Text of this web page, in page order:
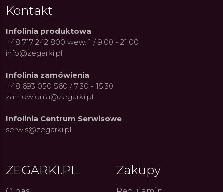
i Dostępny Luksus z
kolarskich pasji do ikonicznych
kolekcji zegarków
Kontakt
Infolinia produktowa
+48 717 242 800 wew. 1 / 9:00 - 21:00
info@zegarki.pl
Infolinia zamówienia
+48 693 050 560 / 7:30 - 15:30
zamowienia@zegarki.pl
Infolinia Centrum Serwisowe
serwis@zegarki.pl
ZEGARKI.PL Zakupy